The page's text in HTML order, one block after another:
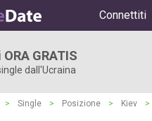
Connettiti
GRATIS
dall'Ucraina
> Single > Posizione > Kiev
>